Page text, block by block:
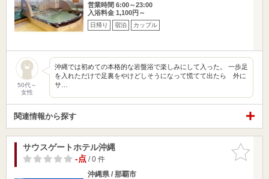
営業時間 6:00～23:00
入浴料金 1,100円～
日帰り 宿泊 カップル
50代～
女性
沖縄では初めての本格的な岩盤浴で楽しみにして入った。 一歩足
を入れただけで足裏をやけどしそうになって慌てて出たら 外に
サ…
関連情報から探す
お気に入
りに追加
サウスゲートホテル沖縄
-点/ 0 件
沖縄県 / 那覇市